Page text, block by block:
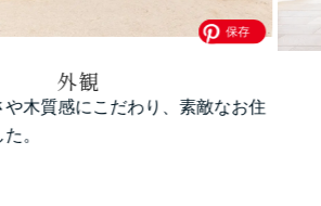
外観
木質感にこだわり、素敵なお住
。